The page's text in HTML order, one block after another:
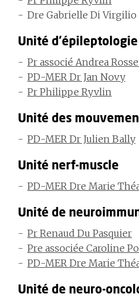
Dre Gabrielle Di Virgilio
Unité d'épileptologie
Pr associé Andrea
PD-MER Dr Jan Novy
Pr Philippe Ryvlin
Unité des
PD-MER Dr Julien Bally
Unité nerf-muscle
PD-MER Dre Marie
Unité de
Pr Renaud Du Pasquier
Pre associée Caroline
PD-MER Dre Marie
Unité de neuro-